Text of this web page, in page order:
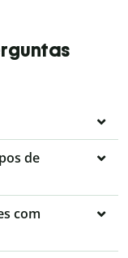
de
com